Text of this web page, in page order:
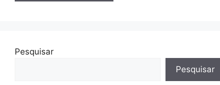
Pesquisar
Pesquisar